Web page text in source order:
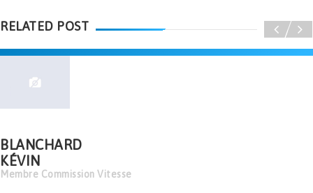
RELATED POST
BLANCHARD
KÉVIN
Membre Commission Vitesse